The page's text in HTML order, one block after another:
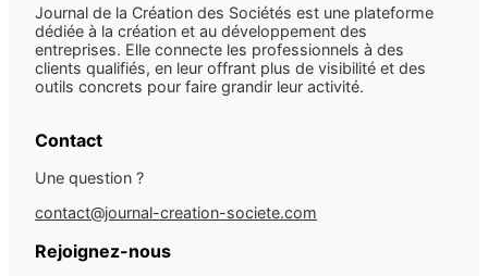
Journal de la Création des Sociétés est une plateforme
dédiée à la création et au développement des
entreprises. Elle connecte les professionnels à des
clients qualifiés, en leur offrant plus de visibilité et des
outils concrets pour faire grandir leur activité.
Contact
Une question ?
contact@journal-creation-societe.com
Rejoignez-nous